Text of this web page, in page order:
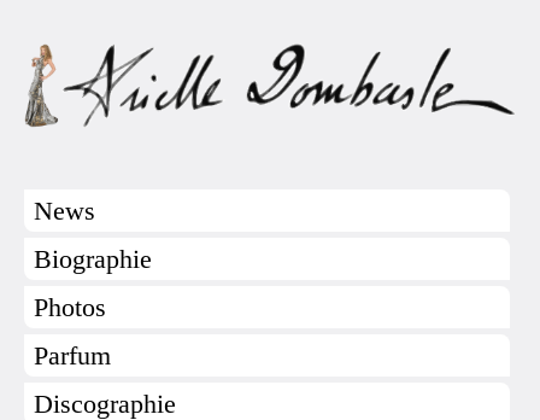
News
Biographie
Photos
Parfum
Discographie